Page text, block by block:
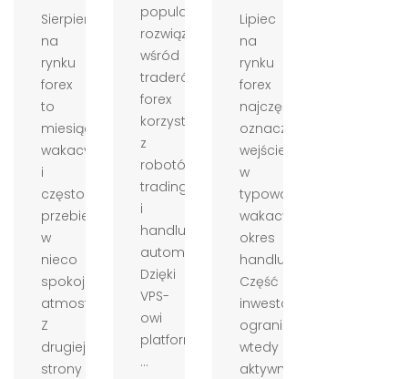
Sierpień
na
rynku
forex
to
miesiąc
wakacyjny
i
często
przebiega
w
nieco
spokojniejszej
atmosferze.
Z
drugiej
strony
popularnym
rozwiązaniem
wśród
traderów
forex
korzystających
z
robotów
tradingowych
i
handlu
automatycznego.
Dzięki
VPS-
owi
platforma
...
Lipiec
na
rynku
forex
najczęściej
oznacza
wejście
w
typowo
wakacyjny
okres
handlu.
Część
inwestorów
ogranicza
wtedy
aktywność,